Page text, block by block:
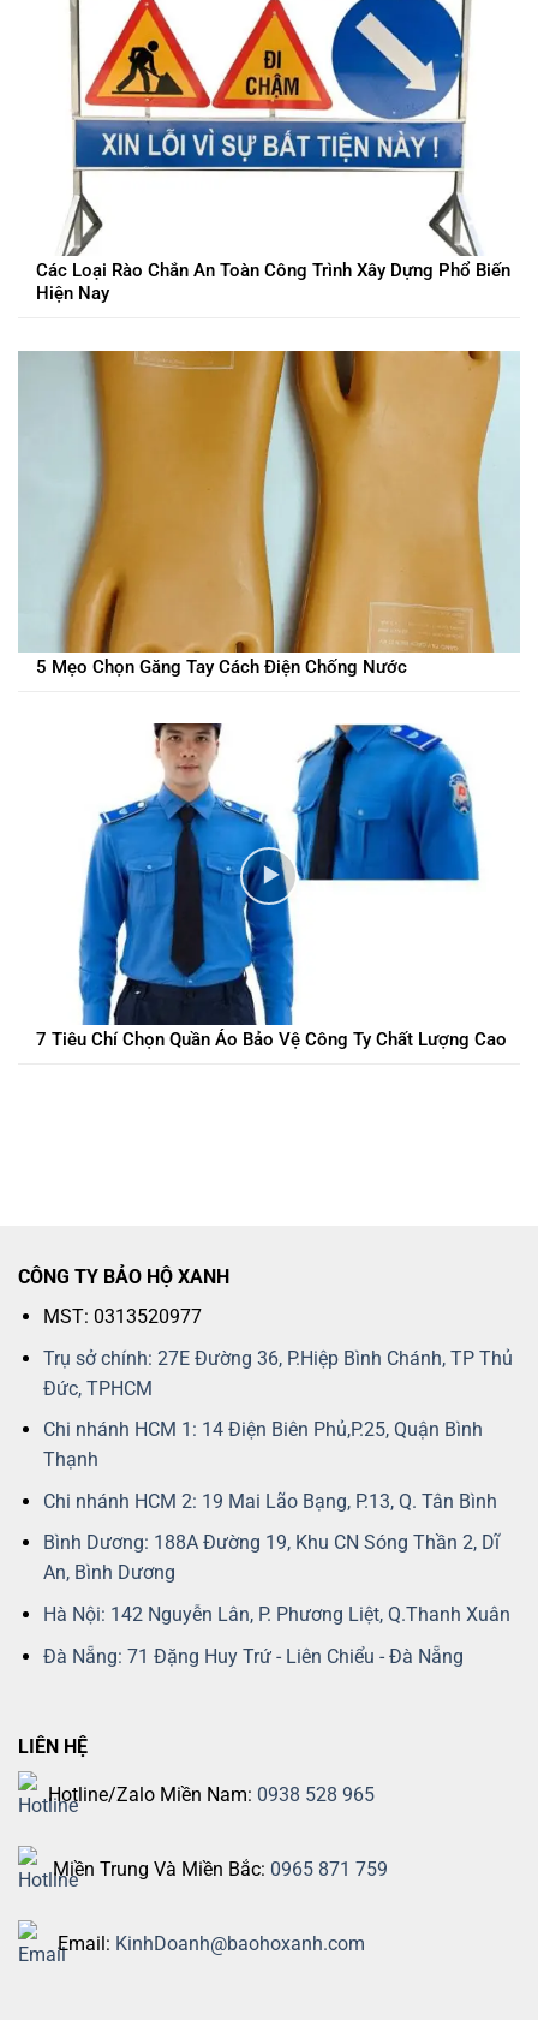
Các Loại Rào Chắn An Toàn Công Trình Xây Dựng Phổ Biến
Hiện Nay
5 Mẹo Chọn Găng Tay Cách Điện Chống Nước
7 Tiêu Chí Chọn Quần Áo Bảo Vệ Công Ty Chất Lượng Cao
CÔNG TY BẢO HỘ XANH
MST: 0313520977
Trụ sở chính: 27E Đường 36, P.Hiệp Bình Chánh, TP Thủ
Đức, TPHCM
Chi nhánh HCM 1: 14 Điện Biên Phủ,P.25, Quận Bình
Thạnh
Chi nhánh HCM 2: 19 Mai Lão Bạng, P.13, Q. Tân Bình
Bình Dương: 188A Đường 19, Khu CN Sóng Thần 2, Dĩ
An, Bình Dương
Hà Nội: 142 Nguyễn Lân, P. Phương Liệt, Q.Thanh Xuân
Đà Nẵng: 71 Đặng Huy Trứ - Liên Chiểu - Đà Nẵng
LIÊN HỆ
Hotline/Zalo Miền Nam: 0938 528 965
Miền Trung Và Miền Bắc: 0965 871 759
Email: KinhDoanh@baohoxanh.com